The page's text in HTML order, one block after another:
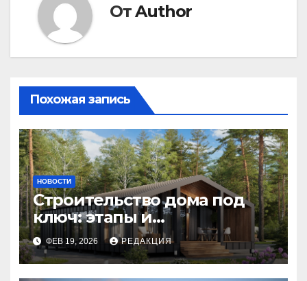
ОтAuthor
Похожая запись
НОВОСТИ
Строительство дома под
ключ: этапы и
планирование бюджета
ФЕВ 19, 2026 РЕДАКЦИЯ